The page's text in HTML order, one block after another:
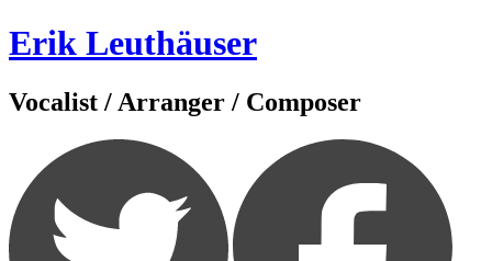
Zum
Inhalt
Erik Leuthäuser
Vocalist / Arranger / Composer